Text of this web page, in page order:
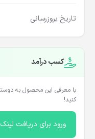
تاریخ بروزرسانی
کسب درآمد
کنید!
ورود برای دریافت لینک